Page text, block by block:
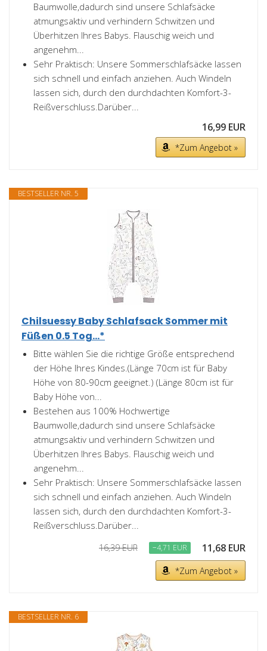
Baumwolle,dadurch sind unsere Schlafsäcke
atmungsaktiv und verhindern Schwitzen und
Überhitzen Ihres Babys. Flauschig weich und
angenehm...
Sehr Praktisch: Unsere Sommerschlafsäcke lassen
sich schnell und einfach anziehen. Auch Windeln
lassen sich, durch den durchdachten Komfort-3-
Reißverschluss.Darüber...
16,99 EUR
*Zum Angebot »
BESTSELLER NR. 5
Chilsuessy Baby Schlafsack Sommer mit
Füßen 0.5 Tog...*
Bitte wählen Sie die richtige Größe entsprechend
der Höhe Ihres Kindes.(Länge 70cm ist für Baby
Höhe von 80-90cm geeignet.) (Länge 80cm ist für
Baby Höhe von...
Bestehen aus 100% Hochwertige
Baumwolle,dadurch sind unsere Schlafsäcke
atmungsaktiv und verhindern Schwitzen und
Überhitzen Ihres Babys. Flauschig weich und
angenehm...
Sehr Praktisch: Unsere Sommerschlafsäcke lassen
sich schnell und einfach anziehen. Auch Windeln
lassen sich, durch den durchdachten Komfort-3-
Reißverschluss.Darüber...
16,39 EUR −4,71 EUR 11,68 EUR
*Zum Angebot »
BESTSELLER NR. 6